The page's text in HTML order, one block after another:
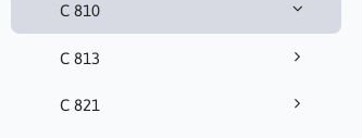
C 810
C 813
C 821